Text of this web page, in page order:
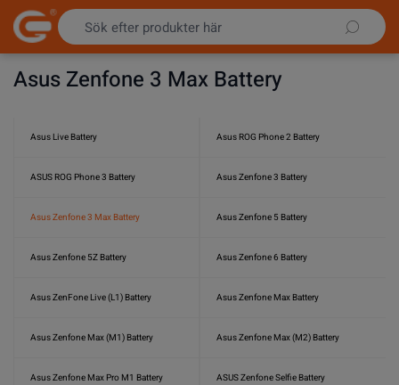
Hoppa till innehållet
Asus Zenfone 3 Max Battery
Asus Live Battery Asus ROG Phone 2 Battery
ASUS ROG Phone 3 Battery Asus Zenfone 3 Battery
Asus Zenfone 3 Max Battery Asus Zenfone 5 Battery
Asus Zenfone 5Z Battery Asus Zenfone 6 Battery
Asus ZenFone Live (L1) Battery Asus Zenfone Max Battery
Asus Zenfone Max (M1) Battery Asus Zenfone Max (M2) Battery
Asus Zenfone Max Pro M1 Battery ASUS Zenfone Selfie Battery